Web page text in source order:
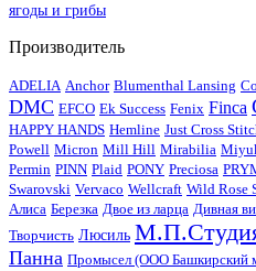
ягоды и грибы
Производитель
ADELIA Anchor Blumenthal Lansing
DMC EFCO Ek Success Fenix Finca
HAPPY HANDS Hemline Just Cross
Powell Micron Mill Hill Mirabilia
Permin PINN Plaid PONY Preciosa
Swarovski Vervaco Wellcraft Wild Rose
Алиса Березка Двое из ларца Дивная
Творчисть Люсиль
Панна Промысел (ООО Башкирский